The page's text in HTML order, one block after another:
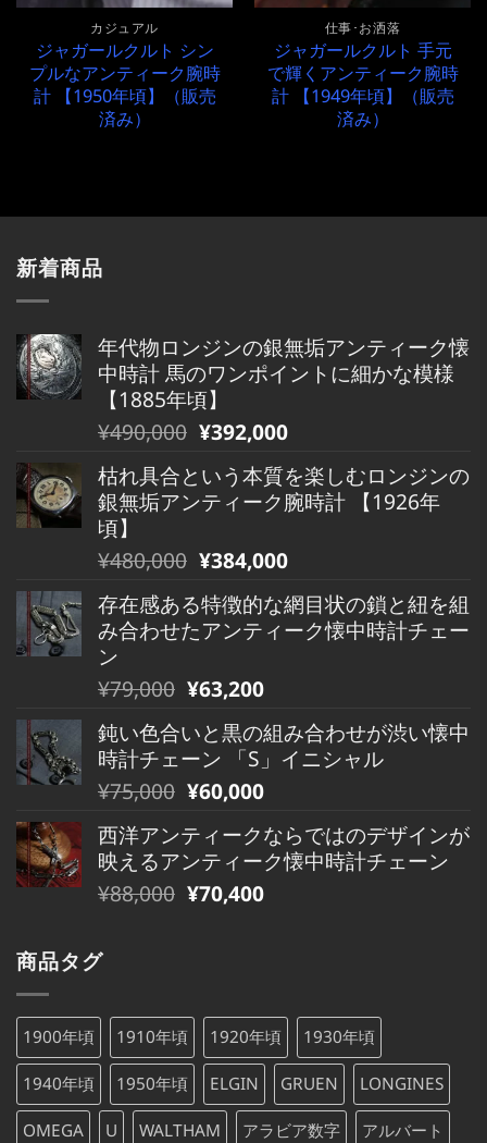
カジュアル
ジャガールクルト シン
プルなアンティーク腕時
計 【1950年頃】（販売
済み）
仕事･お洒落
ジャガールクルト 手元
で輝くアンティーク腕時
計 【1949年頃】（販売
済み）
新着商品
年代物ロンジンの銀無垢アンティーク懐
中時計 馬のワンポイントに細かな模様
【1885年頃】
元
価
格
は
¥490,000
で
し
た。
¥490,000 現
の
価
は
¥490,000
で
す。
¥392,000
枯れ具合という本質を楽しむロンジンの
銀無垢アンティーク腕時計 【1926年
頃】
元
価
格
は
¥480,000
で
し
た。
¥480,000 現
の
価
は
¥480,000
で
す。
¥384,000
存在感ある特徴的な網目状の鎖と紐を組
み合わせたアンティーク懐中時計チェー
ン
元
価
格
は
¥79,000
で
し
た。
¥79,000 現
の
価
格
は
¥79,000
で
す。
¥63,200
鈍い色合いと黒の組み合わせが渋い懐中
時計チェーン 「S」イニシャル
元
価
格
は
で
¥75,000 現
の
価
格
¥60,000
西洋アンティークならではのデザインが
映えるアンティーク懐中時計チェーン
元
価
¥88,000
で
た。
¥88,000 現
は
¥88,000
で
す。
¥70,400
商品タグ
1900年頃 1910年頃 1920年頃 1930年頃
1940年頃 1950年頃 ELGIN GRUEN LONGINES
OMEGA U WALTHAM アラビア数字 アルバート